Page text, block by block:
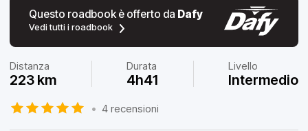
Questo roadbook è offerto da Dafy
Vedi tutti i roadbook
Distanza
223 km
Durata
4h41
Livello
Intermedio
• 4 recensioni